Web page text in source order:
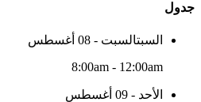
جدول
السبتالسبت - 08 أغسطس
8:00am - 12:00am
الأحد - 09 أغسطس